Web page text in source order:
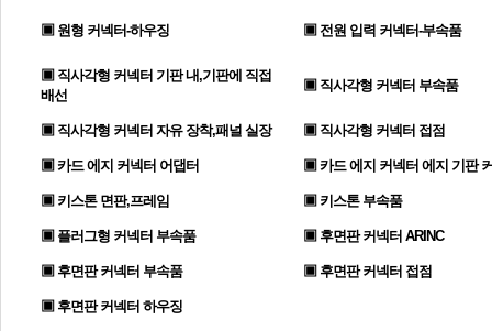
▣ 원형 커넥터-하우징 ▣ 전원 입력 커넥터-부속품
▣ 직사각형 커넥터 기판 내,기판에 직접
배선
▣ 직사각형 커넥터 부속품
▣ 직사각형 커넥터 자유 장착,패널 실장 ▣ 직사각형 커넥터 접점
▣ 카드 에지 커넥터 어댑터 ▣ 카드 에지 커넥터 에지 기판
▣ 키스톤 면판,프레임 ▣ 키스톤 부속품
▣ 플러그형 커넥터 부속품 ▣ 후면판 커넥터 ARINC
▣ 후면판 커넥터 부속품 ▣ 후면판 커넥터 접점
▣ 후면판 커넥터 하우징